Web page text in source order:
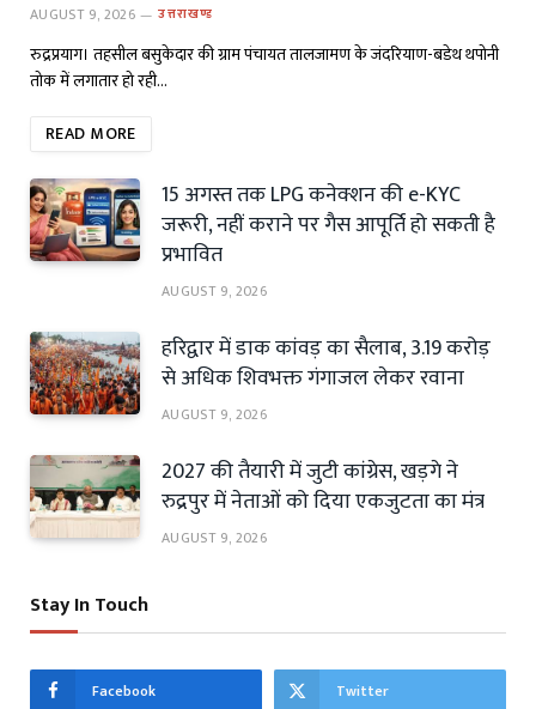
AUGUST 9, 2026 उत्तराखण्ड
रुद्रप्रयाग। तहसील बसुकेदार की ग्राम पंचायत तालजामण के जंदरियाण-बडेथ थपोनी
तोक में लगातार हो रही…
READ MORE
15 अगस्त तक LPG कनेक्शन की e-KYC
जरूरी, नहीं कराने पर गैस आपूर्ति हो सकती है
प्रभावित
AUGUST 9, 2026
हरिद्वार में डाक कांवड़ का सैलाब, 3.19 करोड़
से अधिक शिवभक्त गंगाजल लेकर रवाना
AUGUST 9, 2026
2027 की तैयारी में जुटी कांग्रेस, खड़गे ने
रुद्रपुर में नेताओं को दिया एकजुटता का मंत्र
AUGUST 9, 2026
Stay In Touch
Facebook Twitter